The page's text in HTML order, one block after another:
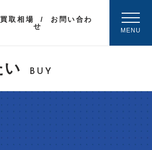
買取相場
お問い合わ
せ
MENU
い BUY